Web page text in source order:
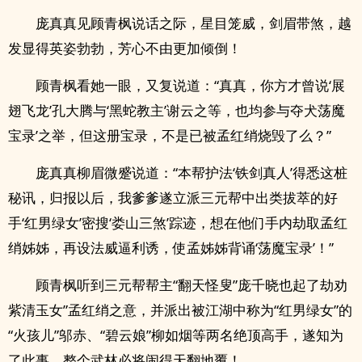
庞真真见顾青枫说话之际，星目笼威，剑眉带煞，越
发显得英姿勃勃，芳心不由更加倾倒！
顾青枫看她一眼，又复说道：“真真，你方才曾说‘展
翅飞龙’孔大腾与‘黑蛇教主’谢云之等，也均参与夺犬荡魔
宝录’之举，但这册宝录，不是已被孟红绡烧毁了么？”
庞真真柳眉微蹙说道：“本帮护法‘铁剑真人’得悉这桩
秘讯，归报以后，我爹爹遂立派三元帮中出类拔萃的好
手‘红男绿女’密搜‘娄山三煞’踪迹，想在他们手内劫取孟红
绡姊姊，再设法威逼利诱，使孟姊姊背诵‘荡魔宝录’！”
顾青枫听到三元帮帮主“翻天怪叟”庞千晓也起了劫劝
紫清玉女”孟红绡之意，并派出被江湖中称为“红男绿女”的
“火孩儿”邬赤、“碧云娘”柳如烟等两名绝顶高手，遂知为